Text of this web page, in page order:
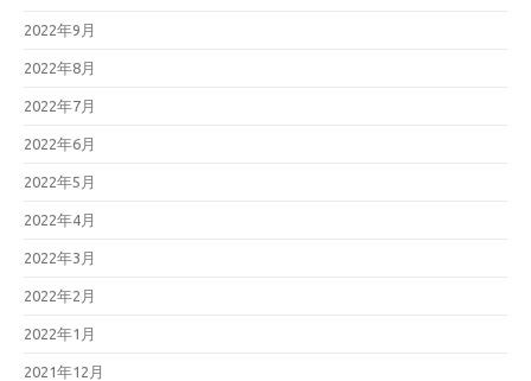
2022年9月
2022年8月
2022年7月
2022年6月
2022年5月
2022年4月
2022年3月
2022年2月
2022年1月
2021年12月